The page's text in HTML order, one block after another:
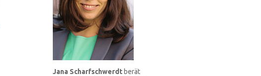
Jana Scharfschwerdtberät